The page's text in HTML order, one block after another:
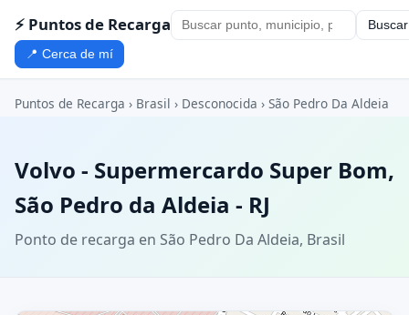
⚡ Puntos de Recarga Buscar
📍 Cerca de mí
Puntos de Recarga › Brasil › Desconocida › São Pedro Da Aldeia
Volvo - Supermercardo Super Bom,
São Pedro da Aldeia - RJ
Ponto de recarga en São Pedro Da Aldeia, Brasil